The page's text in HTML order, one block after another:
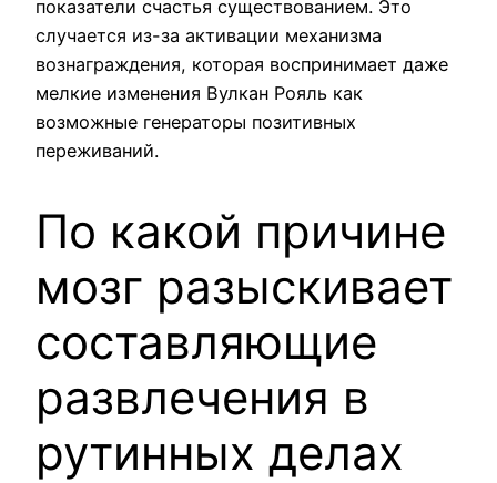
показатели счастья существованием. Это
случается из-за активации механизма
вознаграждения, которая воспринимает даже
мелкие изменения Вулкан Рояль как
возможные генераторы позитивных
переживаний.
По какой причине
мозг разыскивает
составляющие
развлечения в
рутинных делах